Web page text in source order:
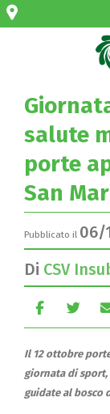
salute
porte
San
Pubblicato il 06/
Di CSV
Il 12 ottobre
giornata di
guidate al bosco